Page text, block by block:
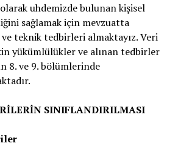
uhdemizde bulunan kişisel
sağlamak için mevzuatta
teknik tedbirleri almaktayız. Veri
yükümlülükler ve alınan tedbirler
8. ve 9. bölümlerinde
SINIFLANDIRILMASI